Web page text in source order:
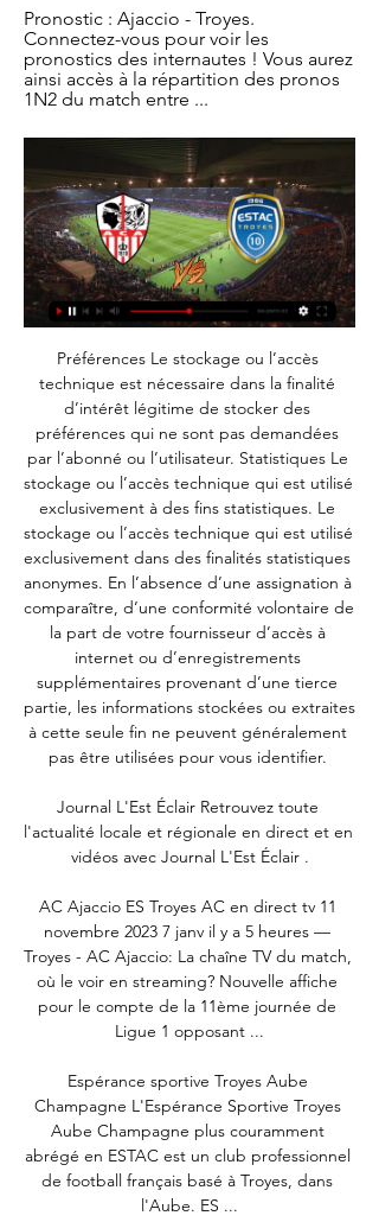
Pronostic : Ajaccio - Troyes.
Connectez-vous pour voir les
pronostics des internautes ! Vous aurez
ainsi accès à la répartition des pronos
1N2 du match entre ...
Préférences Le stockage ou l’accès
technique est nécessaire dans la finalité
d’intérêt légitime de stocker des
préférences qui ne sont pas demandées
par l’abonné ou l’utilisateur. Statistiques Le
stockage ou l’accès technique qui est utilisé
exclusivement à des fins statistiques. Le
stockage ou l’accès technique qui est utilisé
exclusivement dans des finalités statistiques
anonymes. En l’absence d’une assignation à
comparaître, d’une conformité volontaire de
la part de votre fournisseur d’accès à
internet ou d’enregistrements
supplémentaires provenant d’une tierce
partie, les informations stockées ou extraites
à cette seule fin ne peuvent généralement
pas être utilisées pour vous identifier.
Journal L'Est Éclair Retrouvez toute
l'actualité locale et régionale en direct et en
vidéos avec Journal L'Est Éclair .
AC Ajaccio ES Troyes AC en direct tv 11
novembre 2023 7 janv il y a 5 heures —
Troyes - AC Ajaccio: La chaîne TV du match,
où le voir en streaming? Nouvelle affiche
pour le compte de la 11ème journée de
Ligue 1 opposant ...
Espérance sportive Troyes Aube
Champagne L'Espérance Sportive Troyes
Aube Champagne plus couramment
abrégé en ESTAC est un club professionnel
de football français basé à Troyes, dans
l'Aube. ES ...